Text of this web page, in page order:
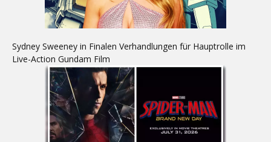
Sydney Sweeney in Finalen Verhandlungen für Hauptrolle im
Live-Action Gundam Film